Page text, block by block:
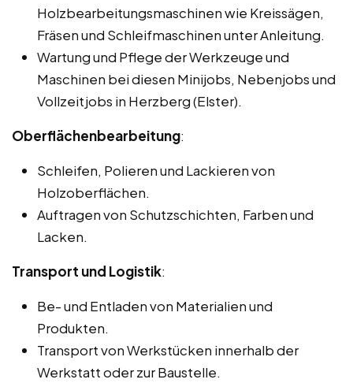
Holzbearbeitungsmaschinen wie Kreissägen,
Fräsen und Schleifmaschinen unter Anleitung.
Wartung und Pflege der Werkzeuge und
Maschinen bei diesen Minijobs, Nebenjobs und
Vollzeitjobs in Herzberg (Elster).
Oberflächenbearbeitung:
Schleifen, Polieren und Lackieren von
Holzoberflächen.
Auftragen von Schutzschichten, Farben und
Lacken.
Transport und Logistik:
Be- und Entladen von Materialien und
Produkten.
Transport von Werkstücken innerhalb der
Werkstatt oder zur Baustelle.